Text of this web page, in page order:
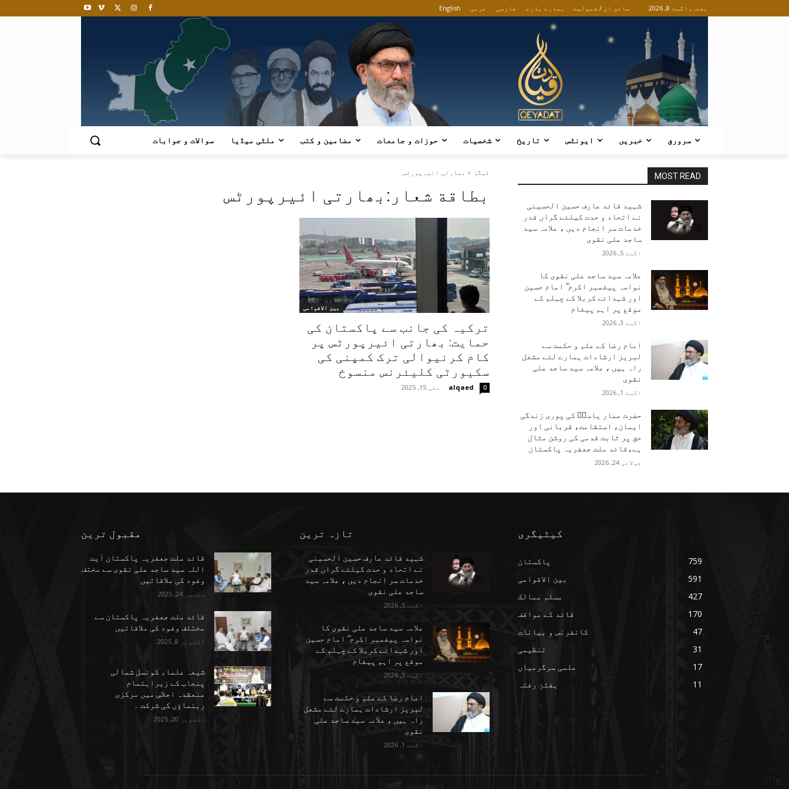
ہفتہ, اگست 8, 2026 سائن ان / شمولیت English عربی فارسی ہمارے بارے
سرورق خبریں ایونٹس تاریخ شخصیات حوزات و جامعات مضامین و کتب ملٹی میڈیا سوالات و جوابات
ٹیگز بھارتی ائیرپورٹس
بطاقة شعار: بھارتی ائیرپورٹس
بین الاقوامی
ترکیہ کی جانب سے پاکستان کی
حمایت: بھارتی ائیرپورٹس پر
کام کرنیوالی ترک کمپنی کی
سکیورٹی کلیئرنس منسوخ
alqaed
- مئی 15, 2025 0
MOST READ
شہید قائد عارف حسین الحسینی
نے اتحاد و حدت کیلئے گراں قدر
خدمات سر انجام دیں ، علامہ سید
ساجد علی نقوی
اگست 5, 2026
علامہ سید ساجد علی نقوی کا
نواسہ پیغمبر اکرم ۖ امام حسین
اور شہدائے کربلا کے چہلم کے
موقع پر اہم پیغام
اگست 3, 2026
امام رضا کے علم و حکمت سے
لبریز ارشادات ہمارے لئے مشعل
راہ ہیں ، علامہ سید ساجد علی
نقوی
اگست 1, 2026
حضرت عمار یاسرؑ کی پوری زندگی
ایمان، استقامت، قربانی اور
حق پر ثابت قدمی کی روشن مثال
ہے،قائد ملت جعفریہ پاکستان
جولائی 24, 2026
مقبول ترین
قائد ملت جعفریہ پاکستان آیت
اللہ سید ساجد علی نقوی سے مختف
وفود کی ملاقاتیں
ستمبر 24, 2025
قائد ملت جعفریہ پاکستان سے
مختلف وفود کی ملاقاتیں
اکتوبر 8, 2025
شیعہ علماء کونسل شمالی
پنجاب کے زیراہتمام
منعقدہ اجلاسِ میں مرکزی
رہنماؤں کی شرکت ۔
اکتوبر 20, 2025
تازہ ترین
شہید قائد عارف حسین الحسینی
نے اتحاد و حدت کیلئے گراں قدر
خدمات سر انجام دیں ، علامہ سید
ساجد علی نقوی
اگست 5, 2026
علامہ سید ساجد علی نقوی کا
نواسہ پیغمبر اکرم ۖ امام حسین
اور شہدائے کربلا کے چہلم کے
موقع پر اہم پیغام
اگست 3, 2026
امام رضا کے علم و حکمت سے
لبریز ارشادات ہمارے لئے مشعل
راہ ہیں ، علامہ سید ساجد علی
نقوی
اگست 1, 2026
کیٹیگری
پاکستان
759
بین الاقوامی
591
مسلم ممالک
427
قائد کے مواقف
170
کانفرنس و بیانات
47
تنظیمی
31
علمی سرگرمیاں
17
ہفتۂِ رفتہ
11